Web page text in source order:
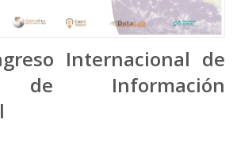
Internacional de
de Información